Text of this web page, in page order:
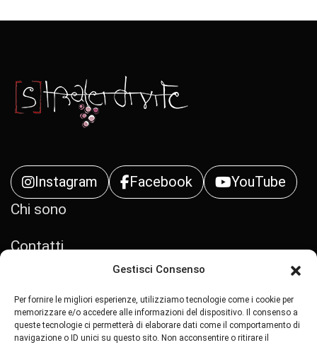
Gestisci Consenso
Per fornire le migliori esperienze, utilizziamo tecnologie come i cookie per
memorizzare e/o accedere alle informazioni del dispositivo. Il consenso a
queste tecnologie ci permetterà di elaborare dati come il comportamento di
navigazione o ID unici su questo sito. Non acconsentire o ritirare il
Instagram Facebook
YouTube
Chi sono
Contatti
Cookie Policy (UE)